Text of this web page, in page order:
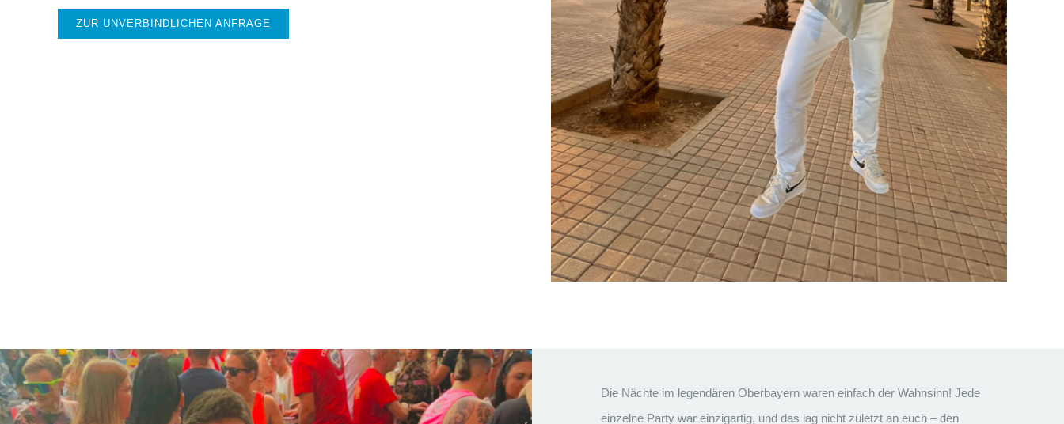
ZUR UNVERBINDLICHEN ANFRAGE
Die Nächte im legendären Oberbayern waren einfach der Wahnsinn! Jede
einzelne Party war einzigartig, und das lag nicht zuletzt an euch – den